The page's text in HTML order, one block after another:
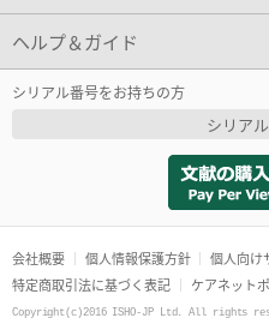
ヘルプ＆ガイド
シリアル番号をお持ちの方
シリア
会社概要 個人情報保護方針
個人向け
特定商取引法に基づく表記
ケアネット
Copyright(c)2016 ISHO-JP Ltd. All rights